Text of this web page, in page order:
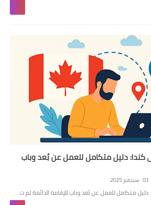
كندا: دليل متكامل للعمل عن بُعد وباب
03 سبتمبر 2025
دليل متكامل للعمل عن بُعد وباب للإقامة الدائمة لم ت…